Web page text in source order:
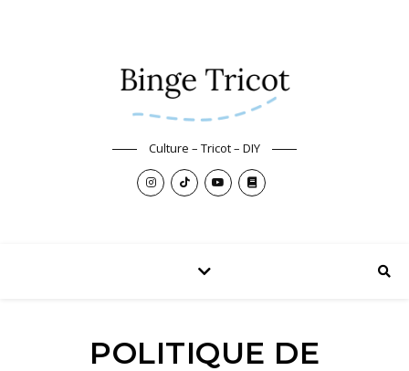
Culture – Tricot – DIY
POLITIQUE DE